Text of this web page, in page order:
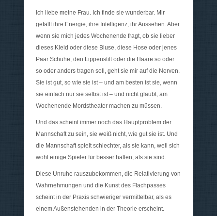
Ich liebe meine Frau. Ich finde sie wunderbar. Mir
gefällt ihre Energie, ihre Intelligenz, ihr Aussehen. Aber
wenn sie mich jedes Wochenende fragt, ob sie lieber
dieses Kleid oder diese Bluse, diese Hose oder jenes
Paar Schuhe, den Lippenstift oder die Haare so oder
so oder anders tragen soll, geht sie mir auf die Nerven.
Sie ist gut, so wie sie ist – und am besten ist sie, wenn
sie einfach nur sie selbst ist – und nicht glaubt, am
Wochenende Mordstheater machen zu müssen.
Und das scheint immer noch das Hauptproblem der
Mannschaft zu sein, sie weiß nicht, wie gut sie ist. Und
die Mannschaft spielt schlechter, als sie kann, weil sich
wohl einige Spieler für besser halten, als sie sind.
Diese Unruhe rauszubekommen, die Relativierung von
Wahrnehmungen und die Kunst des Flachpasses
scheint in der Praxis schwieriger vermittelbar, als es
einem Außenstehenden in der Theorie erscheint.